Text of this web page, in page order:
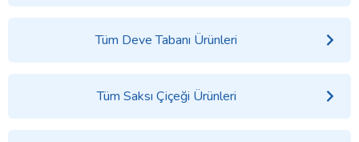
Tüm Deve Tabanı Ürünleri
Tüm Saksı Çiçeği Ürünleri